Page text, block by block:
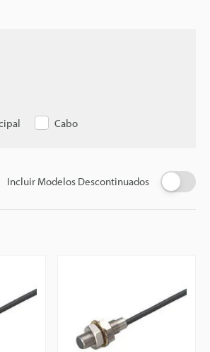
Cabo
Incluir Modelos Descontinuados